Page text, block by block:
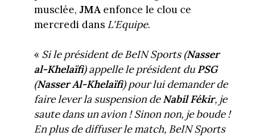
musclée, JMAenfonce le clou ce
mercredi dans L'Equipe.
« Si le président de BeIN Sports (Nasser
al-Khelaïfi) appelle le président duPSG
(Nasser Al-Khelaïfi) pour lui demander de
faire lever la suspension deNabil Fékir, je
saute dans un avion ! Sinon non, je boude !
En plus de diffuser le match, BeIN Sports